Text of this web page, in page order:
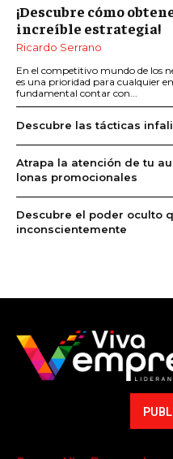
¡Descubre cómo
increíble estrategia!
Ricardo Serrano
En el competitivo mundo de los
es una prioridad para cualquier
fundamental contar con...
Descubre las tácticas
Atrapa la atención de tu
lonas promocionales
Descubre el poder oculto
inconscientemente